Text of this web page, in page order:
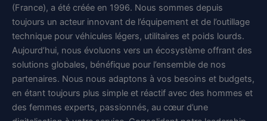
(France), a été créée en 1996. Nous sommes depuis
toujours un acteur innovant de l’équipement et de l’outillage
technique pour véhicules légers, utilitaires et poids lourds.
Aujourd’hui, nous évoluons vers un écosystème offrant des
solutions globales, bénéfique pour l’ensemble de nos
partenaires. Nous nous adaptons à vos besoins et budgets,
en étant toujours plus simple et réactif avec des hommes et
des femmes experts, passionnés, au cœur d’une